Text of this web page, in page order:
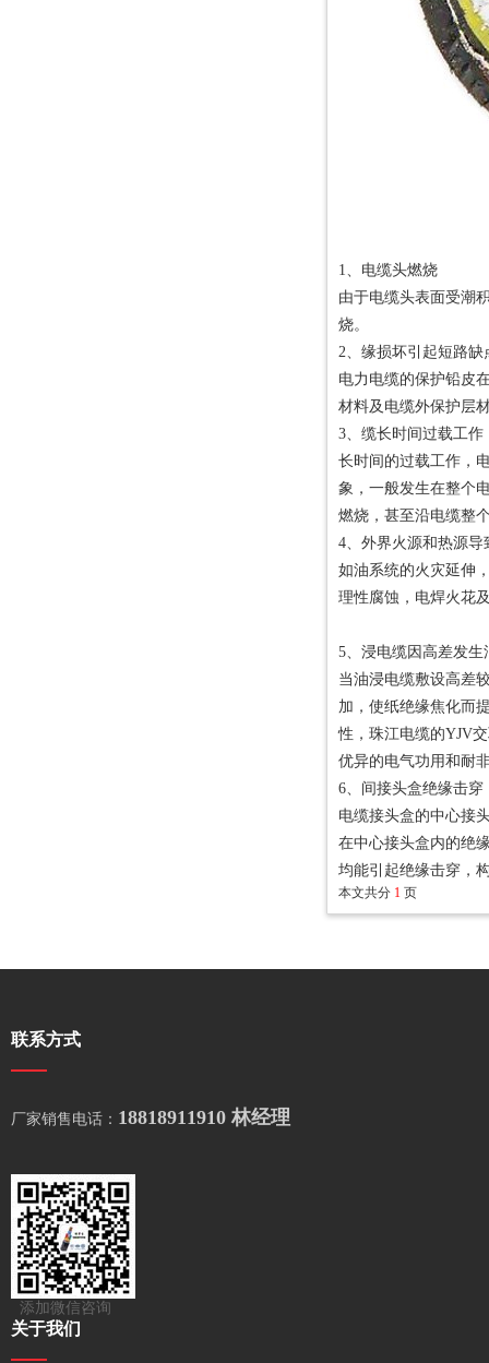
1、电缆头燃烧
由于电缆头表面受潮
烧。
2、缘损坏引起短路缺
电力电缆的保护铅皮
材料及电缆外保护层
3、缆长时间过载工作
长时间的过载工作，
象，一般发生在整个
燃烧，甚至沿电缆整
4、外界火源和热源导
如油系统的火灾延伸
理性腐蚀，电焊火花
5、浸电缆因高差发生
当油浸电缆敷设高差
加，使纸绝缘焦化而
性，珠江电缆的YJV
优异的电气功用和耐
6、间接头盒绝缘击穿
电缆接头盒的中心接
在中心接头盒内的绝
均能引起绝缘击穿，
本文共分 1 页
联系方式
厂家销售电话： 18818911910 林经理
添加微信咨询
关于我们